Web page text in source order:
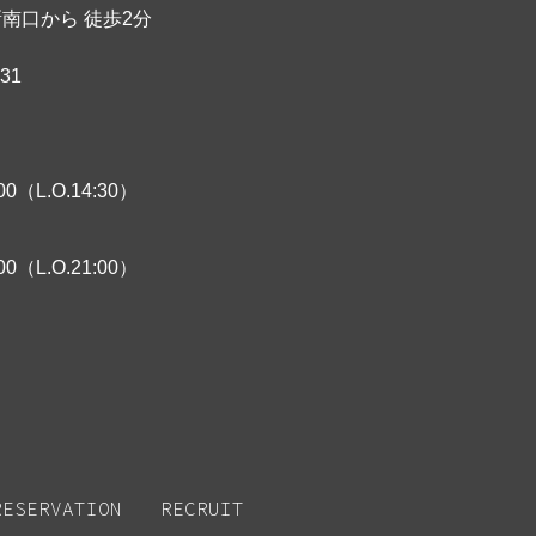
口から 徒歩2分
（L.O.14:30）
（L.O.21:00）
RECRUIT